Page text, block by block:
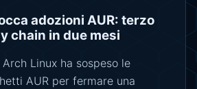
adozioni AUR: terzo
chain in due mesi
Linux ha sospeso le
AUR per fermare una